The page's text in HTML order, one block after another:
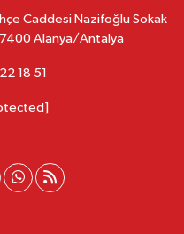
Caddesi Nazifoğlu Sokak
Alanya/Antalya
18 51